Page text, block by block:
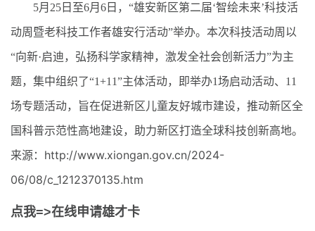
5月25日至6月6日，“雄安新区第二届‘智绘未来’科技活
动周暨老科技工作者雄安行活动”举办。本次科技活动周以
“向新·启迪，弘扬科学家精神，激发全社会创新活力”为主
题，集中组织了“1+11”主体活动，即举办1场启动活动、11
场专题活动，旨在促进新区儿童友好城市建设，推动新区全
国科普示范性高地建设，助力新区打造全球科技创新高地。
来源：http://www.xiongan.gov.cn/2024-
06/08/c_1212370135.htm
点我=>在线申请雄才卡